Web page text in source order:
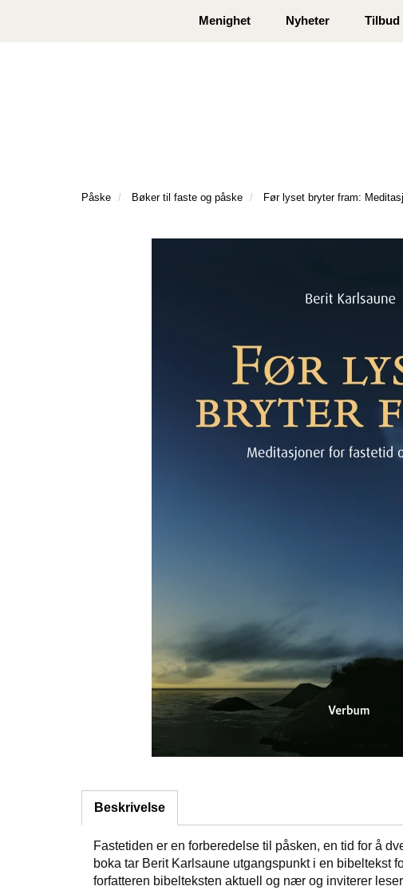
Åpningstider Logg inn eller registrer
Menighet Nyheter Tilbud
Påske Bøker til faste og påske Før lyset bryter fram:
Beskrivelse
Fastetiden er en forberedelse til påsken, en tid for å
boka tar Berit Karlsaune utgangspunkt i en bibeltekst
forfatteren bibelteksten aktuell og nær og inviterer